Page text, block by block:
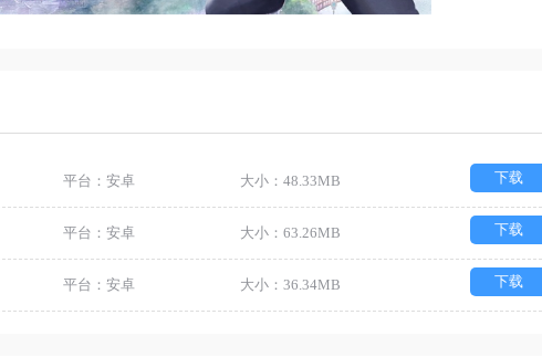
平台：安卓 大小：48.33MB 下载
平台：安卓 大小：63.26MB 下载
平台：安卓 大小：36.34MB 下载